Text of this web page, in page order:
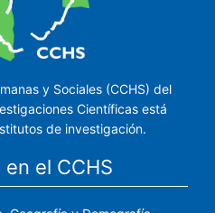
y Sociales (CCHS) del
Científicas está
de investigación.
el CCHS